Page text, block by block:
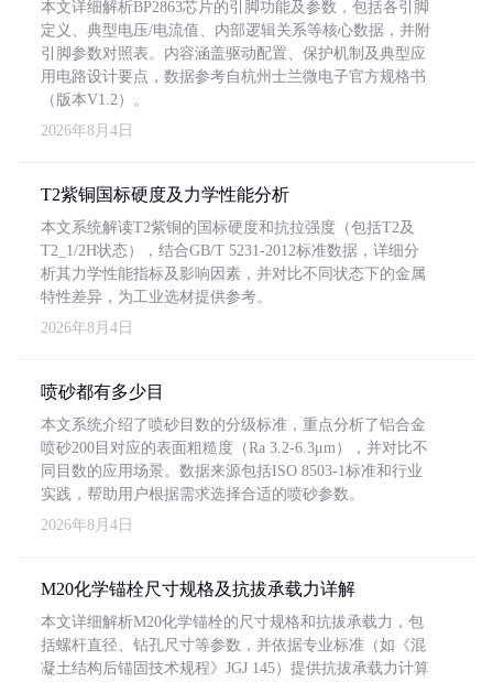
本文详细解析BP2863芯片的引脚功能及参数，包括各引脚
定义、典型电压/电流值、内部逻辑关系等核心数据，并附
引脚参数对照表。内容涵盖驱动配置、保护机制及典型应
用电路设计要点，数据参考自杭州士兰微电子官方规格书
（版本V1.2）。
2026年8月4日
T2紫铜国标硬度及力学性能分析
本文系统解读T2紫铜的国标硬度和抗拉强度（包括T2及
T2_1/2H状态），结合GB/T 5231-2012标准数据，详细分
析其力学性能指标及影响因素，并对比不同状态下的金属
特性差异，为工业选材提供参考。
2026年8月4日
喷砂都有多少目
本文系统介绍了喷砂目数的分级标准，重点分析了铝合金
喷砂200目对应的表面粗糙度（Ra 3.2-6.3μm），并对比不
同目数的应用场景。数据来源包括ISO 8503-1标准和行业
实践，帮助用户根据需求选择合适的喷砂参数。
2026年8月4日
M20化学锚栓尺寸规格及抗拔承载力详解
本文详细解析M20化学锚栓的尺寸规格和抗拔承载力，包
括螺杆直径、钻孔尺寸等参数，并依据专业标准（如《混
凝土结构后锚固技术规程》JGJ 145）提供抗拔承载力计算